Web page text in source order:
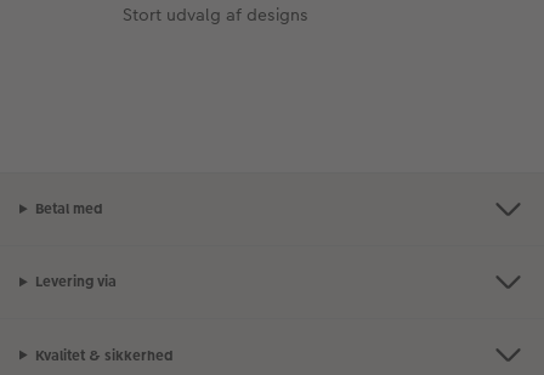
Stort udvalg af designs
Betal med
Levering via
Kvalitet & sikkerhed